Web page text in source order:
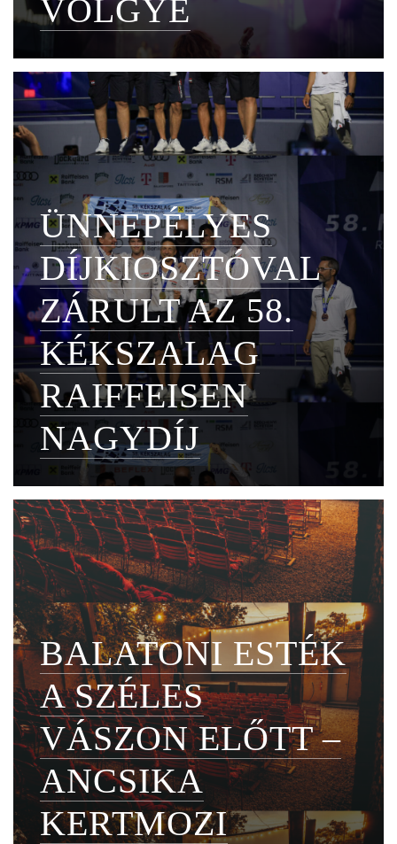
VÖLGYE
ÜNNEPÉLYES
DÍJKIOSZTÓVAL
ZÁRULT AZ 58.
KÉKSZALAG
RAIFFEISEN
NAGYDÍJ
BALATONI ESTÉK
A SZÉLES
VÁSZON ELŐTT –
ANCSIKA
KERTMOZI